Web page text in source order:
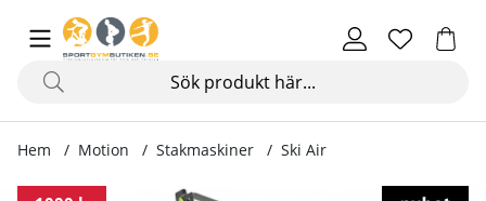
Hem Motion Stakmaskiner Ski Air